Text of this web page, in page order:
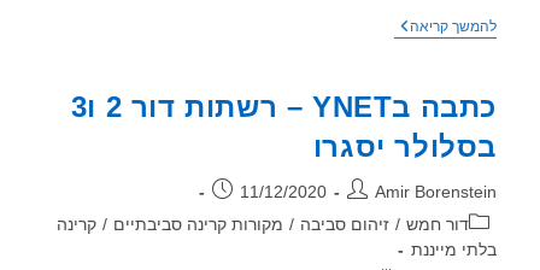
קריאהמוני
בארץ
החל
מ2021
כתבה בYNET – רשתות דור 2 ו3
יסגרו
Amir פורסם:
11/12/2020
דור חמש / זיהום סביבה / מקורות קרינה סביבתיים / קרינה
מייננת